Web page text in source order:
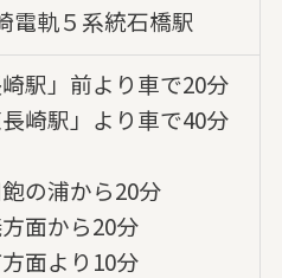
電軌５系統石橋駅
崎駅」前より車で20分
長崎駅」より車で40分
飽の浦から20分
方面から20分
方面より10分